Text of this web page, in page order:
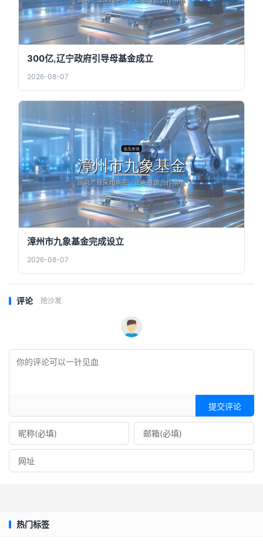
300亿,辽宁政府引导母基金成立
2026-08-07
漳州市九象基金完成设立
2026-08-07
评论 抢沙发
提交评论
热门标签